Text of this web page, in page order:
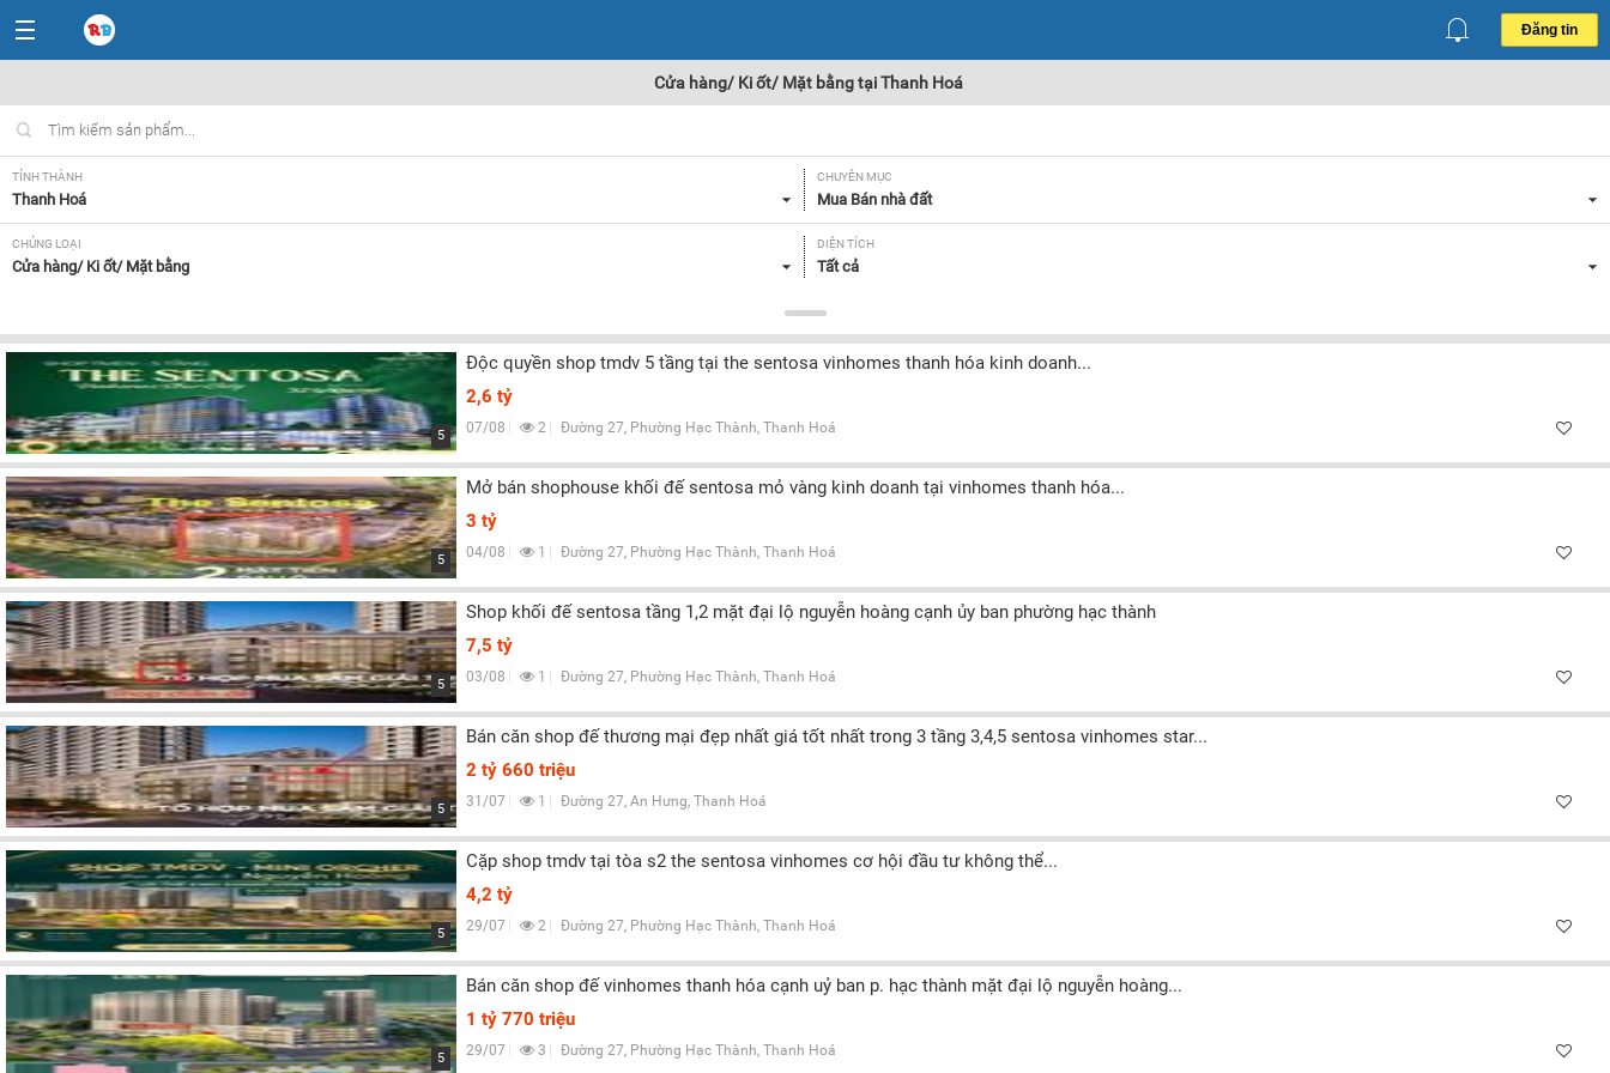
Đăng tin
Cửa hàng/ Ki ốt/ Mặt bằng tại Thanh Hoá
TỈNH THÀNH
Thanh Hoá
CHUYÊN MỤC
Mua Bán nhà đất
CHỦNG LOẠI
Cửa hàng/ Ki ốt/ Mặt bằng
DIỆN TÍCH
Tất cả
Tất cả
MẶT TIỀN
Tất cả
Lọc
5
Độc quyền shop tmdv 5 tầng tại the sentosa vinhomes thanh hóa kinh doanh...
2,6 tỷ
07/08 2 Đường 27, Phường Hạc Thành, Thanh Hoá
5
Mở bán shophouse khối đế sentosa mỏ vàng kinh doanh tại vinhomes thanh hóa...
3 tỷ
04/08 1 Đường 27, Phường Hạc Thành, Thanh Hoá
5
Shop khối đế sentosa tầng 1,2 mặt đại lộ nguyễn hoàng cạnh ủy ban phường hạc thành
7,5 tỷ
03/08 1 Đường 27, Phường Hạc Thành, Thanh Hoá
5
Bán căn shop đế thương mại đẹp nhất giá tốt nhất trong 3 tầng 3,4,5 sentosa vinhomes star...
2 tỷ 660 triệu
31/07 1 Đường 27, An Hưng, Thanh Hoá
5
Cặp shop tmdv tại tòa s2 the sentosa vinhomes cơ hội đầu tư không thể...
4,2 tỷ
29/07 2 Đường 27, Phường Hạc Thành, Thanh Hoá
5
Bán căn shop đế vinhomes thanh hóa cạnh uỷ ban p. hạc thành mặt đại lộ nguyễn hoàng...
1 tỷ 770 triệu
29/07 3 Đường 27, Phường Hạc Thành, Thanh Hoá